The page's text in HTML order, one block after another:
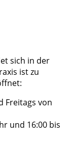
sich in der
ist zu
Freitags von
und 16:00 bis